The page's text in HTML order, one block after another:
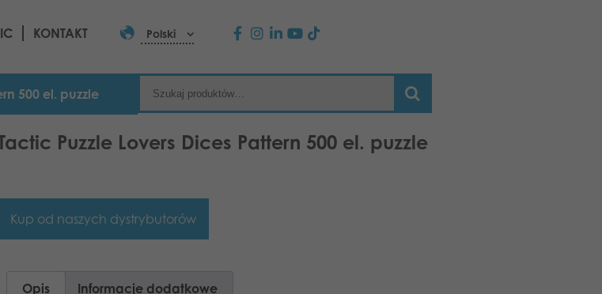
KONTAKT Polski
500 el. puzzle
Puzzle Lovers Dices Pattern 500 el. puzzle
Kup od naszych dystrybutorów
Opis Informacje dodatkowe